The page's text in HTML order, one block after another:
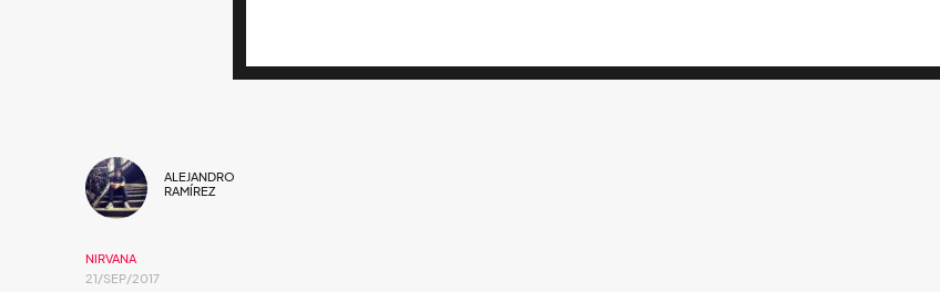
ALEJANDRO
RAMÍREZ
NIRVANA
21/SEP/2017